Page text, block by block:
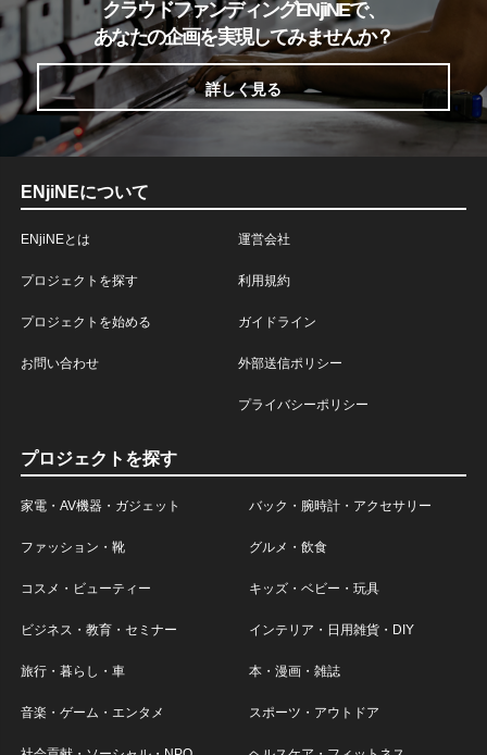
クラウドファンディングENjiNEで、
あなたの企画を実現してみませんか？
詳しく見る
ENjiNEについて
ENjiNEとは
プロジェクトを探す
プロジェクトを始める
お問い合わせ
運営会社
利用規約
ガイドライン
外部送信ポリシー
プライバシーポリシー
プロジェクトを探す
家電・AV機器・ガジェット バック・腕時計・アクセサリー
ファッション・靴 グルメ・飲食
コスメ・ビューティー キッズ・ベビー・玩具
ビジネス・教育・セミナー インテリア・日用雑貨・DIY
旅行・暮らし・車 本・漫画・雑誌
音楽・ゲーム・エンタメ スポーツ・アウトドア